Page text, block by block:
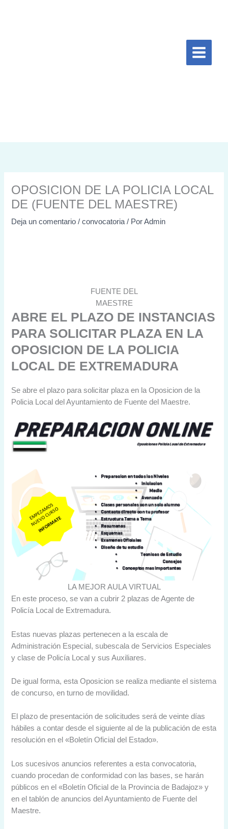
OPOSICION DE LA POLICIA LOCAL
DE (FUENTE DEL MAESTRE)
Deja un comentario /convocatoria/ PorAdmin
FUENTE DEL
MAESTRE
ABRE EL PLAZO DE INSTANCIAS
PARA SOLICITAR PLAZA EN LA
OPOSICION DE LA POLICIA
LOCAL DE EXTREMADURA
Se abre el plazo para solicitar plaza en la Oposicion de la
Policia Local del Ayuntamiento de Fuente del Maestre.
LA MEJOR AULA VIRTUAL
En este proceso, se van a cubrir 2 plazas de Agente de
Policía Local de Extremadura.
Estas nuevas plazas pertenecen a la escala de
Administración Especial, subescala de Servicios Especiales
y clase de Policía Local y sus Auxiliares.
De igual forma, esta Oposicion se realiza mediante el sistema
de concurso, en turno de movilidad.
El plazo de presentación de solicitudes será de veinte días
hábiles a contar desde el siguiente al de la publicación de esta
resolución en el «Boletín Oficial del Estado».
Los sucesivos anuncios referentes a esta convocatoria,
cuando procedan de conformidad con las bases, se harán
públicos en el «Boletín Oficial de la Provincia de Badajoz» y
en el tablón de anuncios del Ayuntamiento de Fuente del
Maestre.